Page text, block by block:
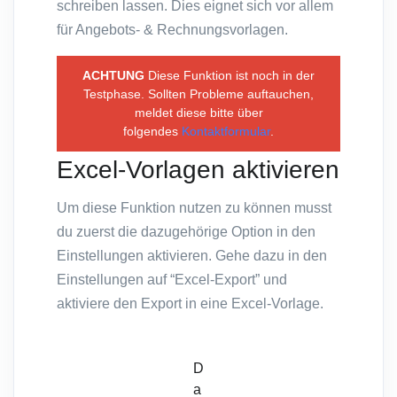
schreiben lassen. Dies eignet sich vor allem
für Angebots- & Rechnungsvorlagen.
ACHTUNG Diese Funktion ist noch in der
Testphase. Sollten Probleme auftauchen,
meldet diese bitte über
folgendes Kontaktformular.
Excel-Vorlagen aktivieren
Um diese Funktion nutzen zu können musst
du zuerst die dazugehörige Option in den
Einstellungen aktivieren. Gehe dazu in den
Einstellungen auf “Excel-Export” und
aktiviere den Export in eine Excel-Vorlage.
D
a